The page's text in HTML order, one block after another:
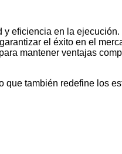
eficiencia en la
el éxito en el
mantener ventajas
también redefine los